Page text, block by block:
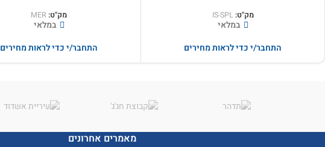
מק"ט:IS-SPL
במלאי
התחבר/י כדי לראות מחירים
מק"ט: MER
במלאי
התחבר/י כדי לראות מחירים
מאמרים אחרונים